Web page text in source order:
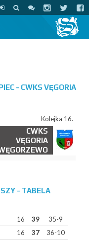
- CWKS VĘGORIA
Kolejka 16.
CWKS
VĘGORIA
- TABELA
16 39
35-9
16 37
36-10